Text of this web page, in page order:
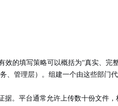
效的填写策略可以概括为“真实、完
、管理层）。组建一个由这些部门
据。平台通常允许上传数十份文件